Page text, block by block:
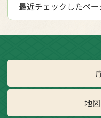
最近チェックしたペー
地